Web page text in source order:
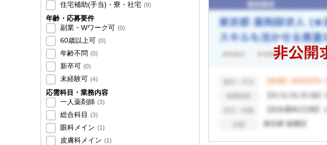
住宅補助(手当)・寮・社宅 (9)
年齢・応募要件
副業・Wワーク可 (0)
60歳以上可 (0)
年齢不問 (0)
新卒可 (0)
未経験可 (4)
応需科目・業務内容
一人薬剤師 (3)
総合科目 (3)
眼科メイン (1)
皮膚科メイン (1)